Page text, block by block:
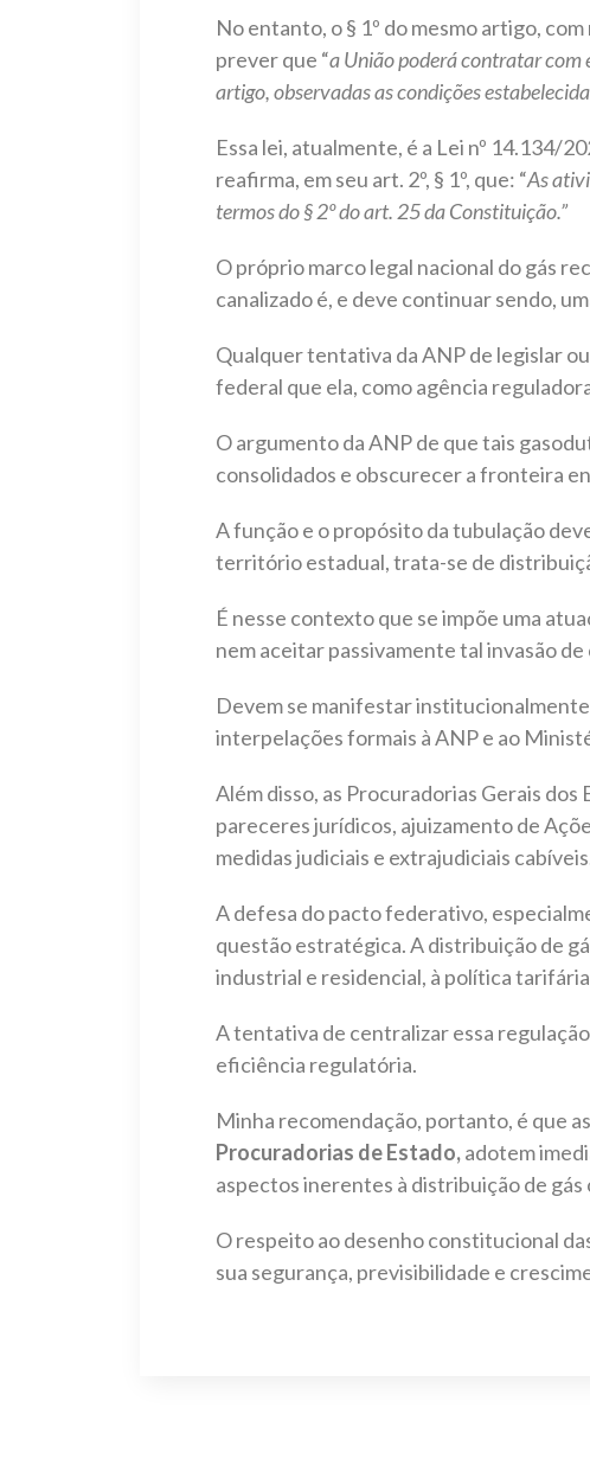
No entanto, o § 1º do mesmo artigo,
prever que “a União poderá contratar com
artigo, observadas as condições
Essa lei, atualmente, é a Lei nº 14.134/
reafirma, em seu art. 2º, § 1º, que: “As
termos do § 2º do art. 25 da Constituição.”
O próprio marco legal nacional do gás
canalizado é, e deve continuar sendo,
Qualquer tentativa da ANP de legislar
federal que ela, como agência
O argumento da ANP de que tais
consolidados e obscurecer a fronteira
A função e o propósito da tubulação
território estadual, trata-se de
É nesse contexto que se impõe uma
nem aceitar passivamente tal invasão
Devem se manifestar
interpelações formais à ANP e ao
Além disso, as Procuradorias Gerais
pareceres jurídicos, ajuizamento de
medidas judiciais e extrajudiciais
A defesa do pacto federativo,
questão estratégica. A distribuição de
industrial e residencial, à política
A tentativa de centralizar essa
eficiência regulatória.
Minha recomendação, portanto, é que as
Procuradorias de Estado,adotem
aspectos inerentes à distribuição de gás
O respeito ao desenho constitucional
sua segurança, previsibilidade e